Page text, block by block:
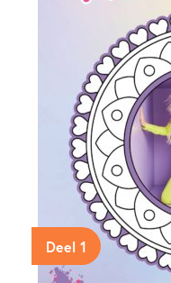
Deel 1